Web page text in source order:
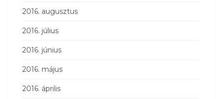
2016. augusztus
2016. július
2016. június
2016. május
2016. április